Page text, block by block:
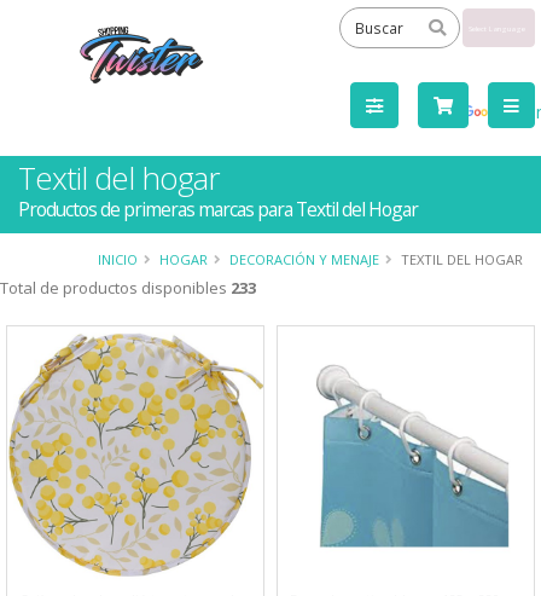
by
Textil del hogar
Productos de primeras marcas para Textil del Hogar
INICIO HOGAR DECORACIÓN Y MENAJE TEXTIL DEL HOGAR
Total de productos disponibles 233